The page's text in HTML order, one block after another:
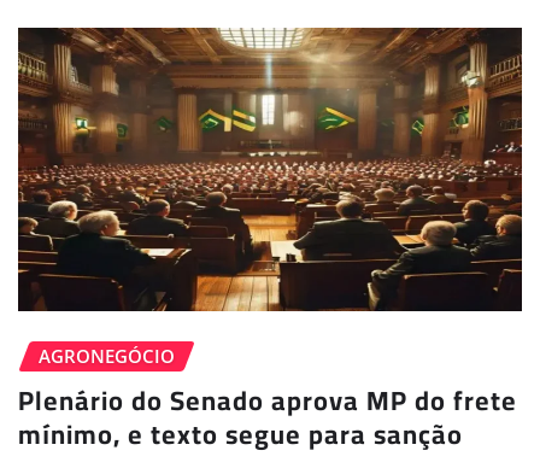
AGRONEGÓCIO
Plenário do Senado aprova MP do frete
mínimo, e texto segue para sanção